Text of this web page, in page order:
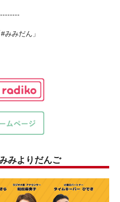
みみだん」
みよりだんご